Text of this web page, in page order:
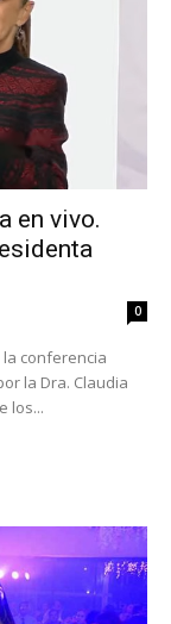
en vivo.
0
conferencia
la Dra. Claudia
los...